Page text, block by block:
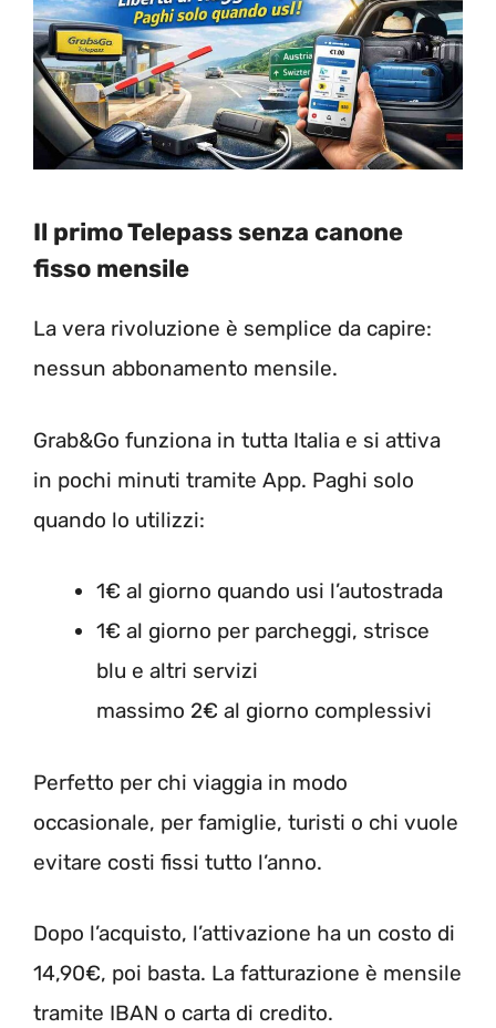
Il primo Telepass senza canone
fisso mensile
La vera rivoluzione è semplice da capire:
nessun abbonamento mensile.
Grab&Go funziona in tutta Italia e si attiva
in pochi minuti tramite App. Paghi solo
quando lo utilizzi:
1€ al giorno quando usi l’autostrada
1€ al giorno per parcheggi, strisce
blu e altri servizi
massimo 2€ al giorno complessivi
Perfetto per chi viaggia in modo
occasionale, per famiglie, turisti o chi vuole
evitare costi fissi tutto l’anno.
Dopo l’acquisto, l’attivazione ha un costo di
14,90€, poi basta. La fatturazione è mensile
tramite IBAN o carta di credito.